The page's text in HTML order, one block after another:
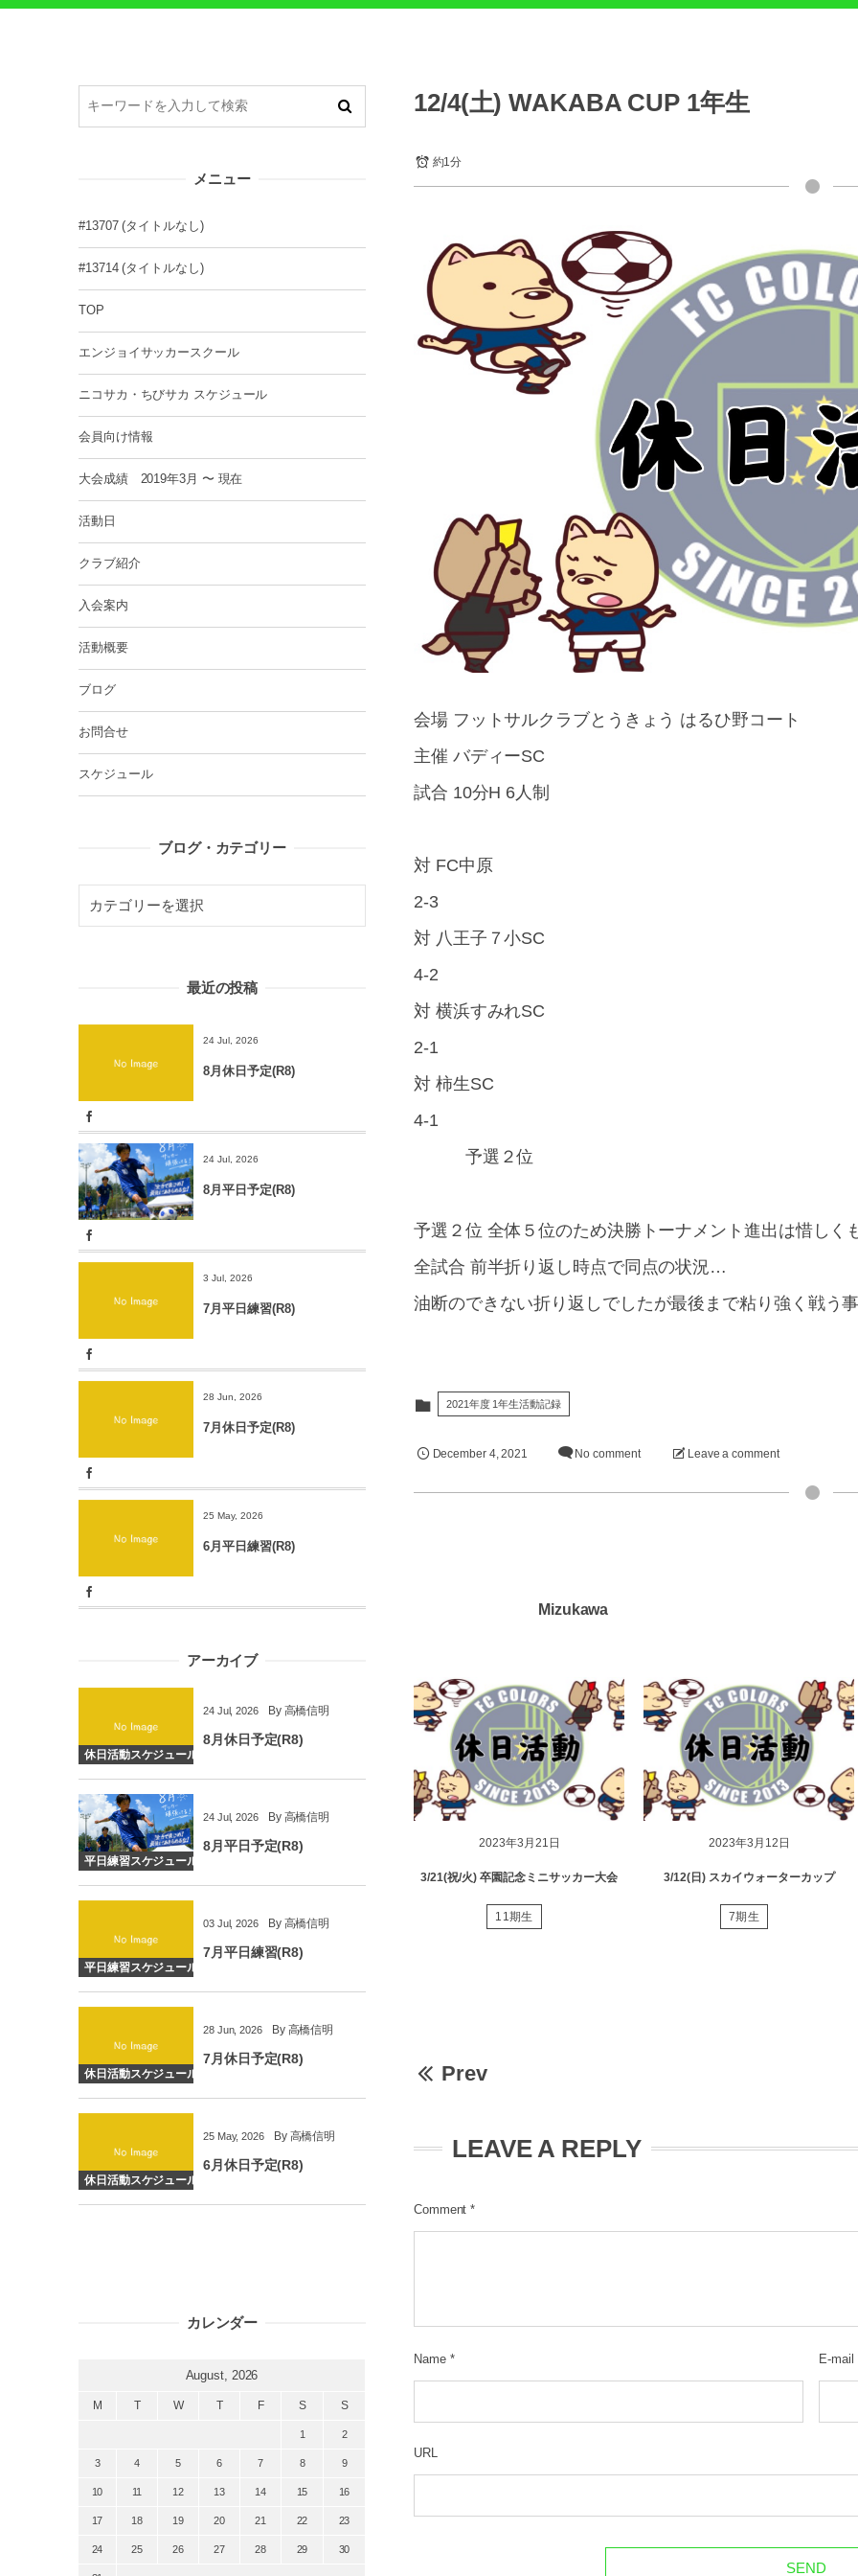
12/4(土) WAKABA CUP 1年生
約1分
会場 フットサルクラブとうきょう はるひ野コート
主催 バディーSC
試合 10分H 6人制
対 FC中原
2-3
対 八王子７小SC
4-2
対 横浜すみれSC
2-1
対 柿生SC
4-1
予選２位
予選２位 全体５位のため決勝トーナメント進出は惜しく
全試合 前半折り返し時点で同点の状況…
油断のできない折り返しでしたが最後まで粘り強く戦う事
2021年度 1年生活動記録
December 4,2021 No comment Leave a comment
Mizukawa
2023年3月21日
3/21(祝/火) 卒園記念ミニサッカー大会
11期生
2023年3月12日
3/12(日) スカイウォーターカップ
7期生
Prev
LEAVE A REPLY
Comment *
Name * E-mail
URL
メニュー
#13707 (タイトルなし)
#13714 (タイトルなし)
TOP
エンジョイサッカースクール
ニコサカ・ちびサカ スケジュール
会員向け情報
大会成績 2019年3月 〜 現在
活動日
クラブ紹介
入会案内
活動概要
ブログ
お問合せ
スケジュール
ブログ・カテゴリー
最近の投稿
24 Jul, 2026
8月休日予定(R8)
24 Jul, 2026
8月平日予定(R8)
3 Jul, 2026
7月平日練習(R8)
28 Jun, 2026
7月休日予定(R8)
25 May, 2026
6月平日練習(R8)
アーカイブ
休日活動スケジュール
24 Jul,2026 By 高橋信明
8月休日予定(R8)
平日練習スケジュール
24 Jul,2026 By 高橋信明
8月平日予定(R8)
平日練習スケジュール
03 Jul,2026 By 高橋信明
7月平日練習(R8)
休日活動スケジュール
28 Jun,2026 By 高橋信明
7月休日予定(R8)
休日活動スケジュール
25 May,2026 By 高橋信明
6月休日予定(R8)
カレンダー
August, 2026
M T W T F S S
1 2
3 4 5 6 7 8 9
10 11 12 13 14 15 16
17 18 19 20 21 22 23
24 25 26 27 28 29 30